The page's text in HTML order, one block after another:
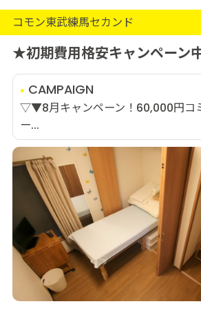
コモン東武練馬セカンド
★初期費用格安キャンペーン
CAMPAIGN
▽▼8月キャンペーン！60,000円コ
ー...